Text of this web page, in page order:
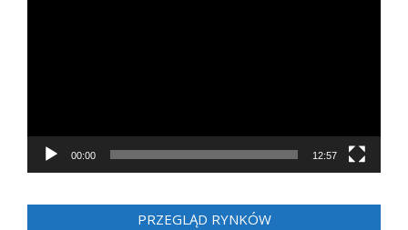
00:00 12:57
PRZEGLĄD RYNKÓW